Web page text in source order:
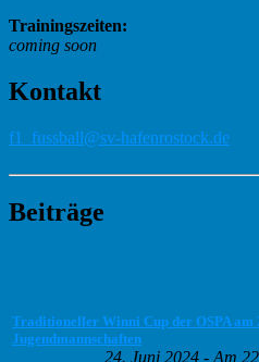
Trainingszeiten:
coming soon
Kontakt
f1_fussball@sv-hafenrostock.de
Beiträge
Traditioneller Winni Cup der OSPA am
Jugendmannschaften
24. Juni 2024 - Am